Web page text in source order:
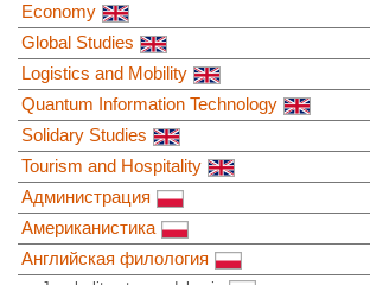
Economy
Global Studies
Logistics and Mobility
Quantum Information Technology
Solidary Studies
Tourism and Hospitality
Администрация
Американистика
Английская филология